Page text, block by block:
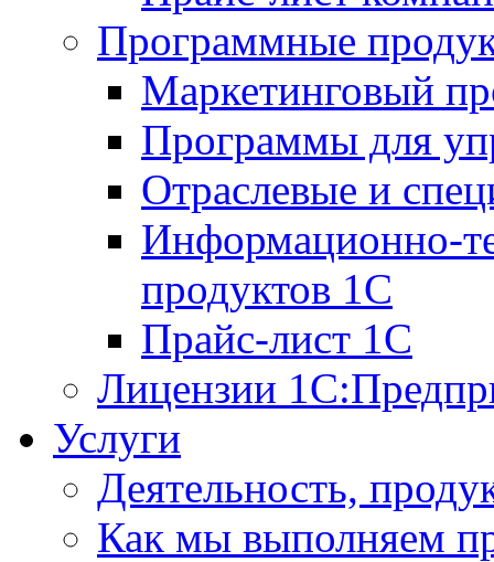
Программные
Маркетинговый
Программы для
Отраслевые и
Информационно-
продуктов 1С
Прайс-лист 1С
Лицензии
Услуги
Деятельность,
Как мы выполняем